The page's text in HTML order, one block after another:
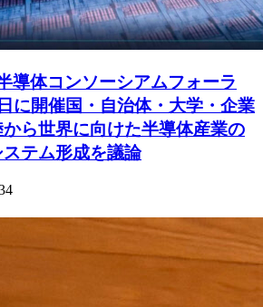
導体コンソーシアムフォーラ
に開催国・自治体・大学・企業
ら世界に向けた半導体産業の
テム形成を議論